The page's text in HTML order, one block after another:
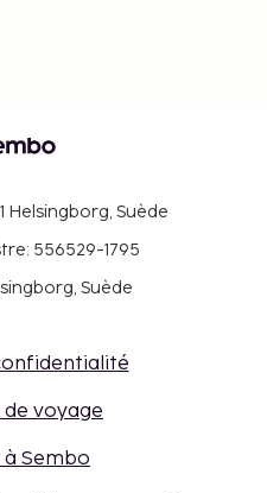
Helsingborg, Suède
556529-1795
Suède
voyage
Sembo